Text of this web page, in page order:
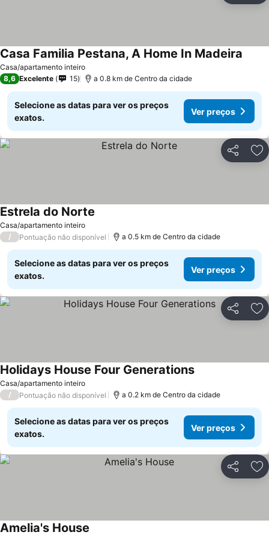
Casa/apartamento inteiro
Casa Familia Pestana, A Home In Madeira
8,6 Excelente 15 a 0.8 km de Centro da cidade
Selecione as datas para ver os preços
exatos.
Ver preços
Partilhar
Casa/apartamento inteiro
Estrela do Norte
/ Pontuação não disponível a 0.5 km de Centro da cidade
Selecione as datas para ver os preços
exatos.
Ver preços
Partilhar
Casa/apartamento inteiro
Holidays House Four Generations
/ Pontuação não disponível a 0.2 km de Centro da cidade
Selecione as datas para ver os preços
exatos.
Ver preços
Partilhar
Amelia's House